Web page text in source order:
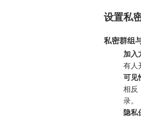
设置私
私密群组
加入
有人
可见
相反
录。
隐私